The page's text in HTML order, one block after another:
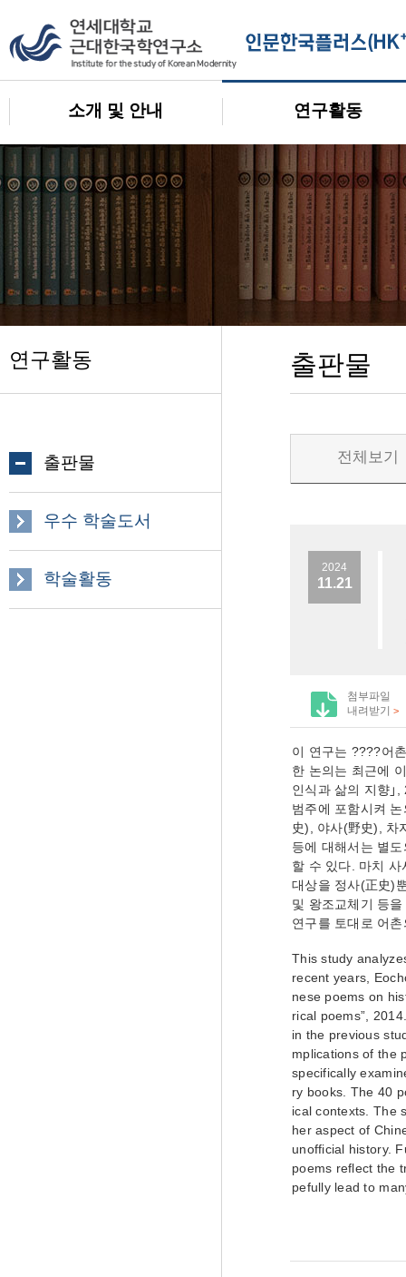
소개 및 안내 연구활동
연구활동
출판물
우수 학술도서
학술활동
출판물
전체보기
2024
11.21
첨부파일
내려받기 >
이 연구는 ????어
한 논의는 최근에
인식과 삶의 지향｣
범주에 포함시켜
史), 야사(野史), 차
등에 대해서는 별
할 수 있다. 마치
대상을 정사(正史)
및 왕조교체기 등
연구를 토대로 어
This study
recent years,
nese poems on
rical poems”,
in the previous
mplications of the
specifically
ry books. The 40
ical contexts. The
her aspect of
unofficial history.
poems reflect the
pefully lead to